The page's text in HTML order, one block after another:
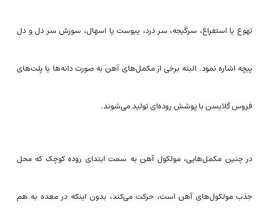
تهوع یا استفراغ، سرگیجه، سر درد، یبوست یا اسهال، سوزش سر دل و دل
پیچه اشاره نمود. البته برخی از مکمل‌های آهن به صورت دانه‌ها یا پلت‌های
فروس گلایسن با پوشش روده‌ای تولید می‌شوند.
در چنین مکمل‌هایی، مولکول آهن به سمت ابتدای روده کوچک که محل
جذب مولکول‌های آهن است، حرکت می‌کند، بدون اینکه در معده به هم